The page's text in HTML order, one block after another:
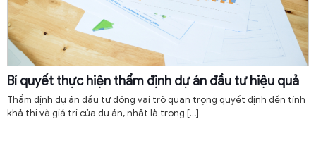
Bí quyết thực hiện thẩm định dự án đầu tư hiệu quả
Thẩm định dự án đầu tư đóng vai trò quan trọng quyết định đến tính
khả thi và giá trị của dự án, nhất là trong […]